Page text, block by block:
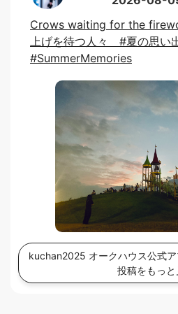
Crows waiting for the
上げを待つ人々 #夏の思い
#SummerMemories
kuchan2025 オークハウス公式
投稿をもっと